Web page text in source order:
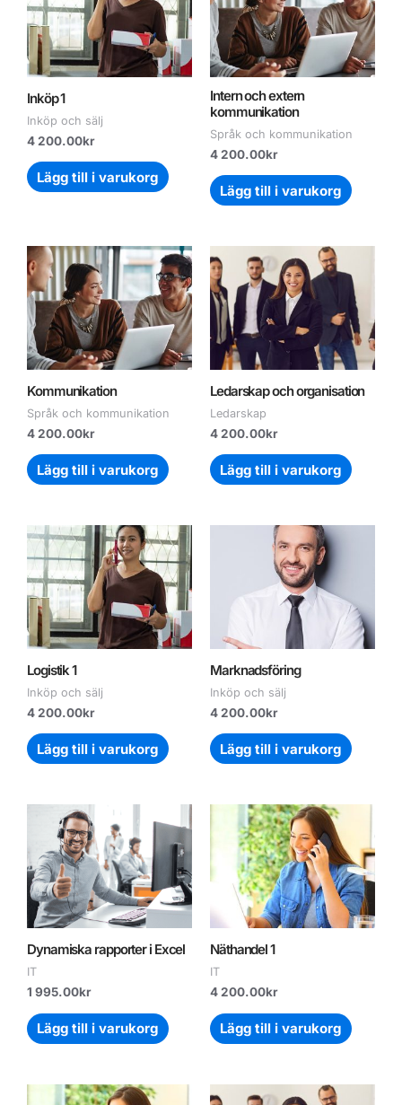
Inköp 1
Inköp och sälj
4 200.00kr
Lägg till i varukorg
Intern och extern
kommunikation
Språk och kommunikation
4 200.00kr
Lägg till i varukorg
Kommunikation
Språk och kommunikation
4 200.00kr
Lägg till i varukorg
Ledarskap och organisation
Ledarskap
4 200.00kr
Lägg till i varukorg
Logistik 1
Inköp och sälj
4 200.00kr
Lägg till i varukorg
Marknadsföring
Inköp och sälj
4 200.00kr
Lägg till i varukorg
Dynamiska rapporter i Excel
IT
1 995.00kr
Lägg till i varukorg
Näthandel 1
IT
4 200.00kr
Lägg till i varukorg